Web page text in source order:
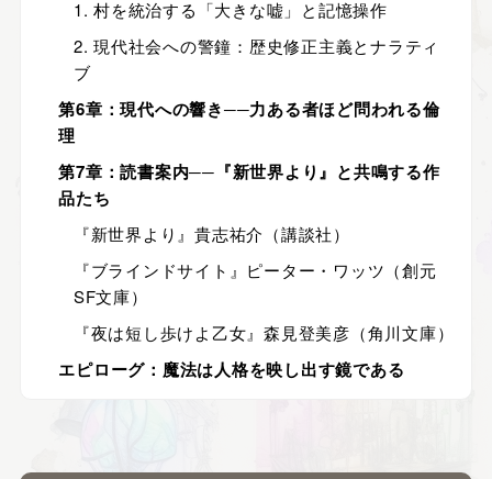
1. 村を統治する「大きな嘘」と記憶操作
2. 現代社会への警鐘：歴史修正主義とナラティ
ブ
第6章：現代への響き──力ある者ほど問われる倫
理
第7章：読書案内──『新世界より』と共鳴する作
品たち
『新世界より』貴志祐介（講談社）
『ブラインドサイト』ピーター・ワッツ（創元
SF文庫）
『夜は短し歩けよ乙女』森見登美彦（角川文庫）
エピローグ：魔法は人格を映し出す鏡である